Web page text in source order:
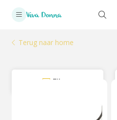
Terug naar home
Filter